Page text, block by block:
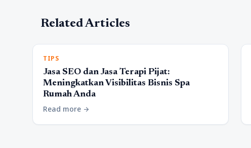
Related Articles
TIPS
Jasa SEO dan Jasa Terapi Pijat:
Meningkatkan Visibilitas Bisnis Spa
Rumah Anda
Read more arrow_forward